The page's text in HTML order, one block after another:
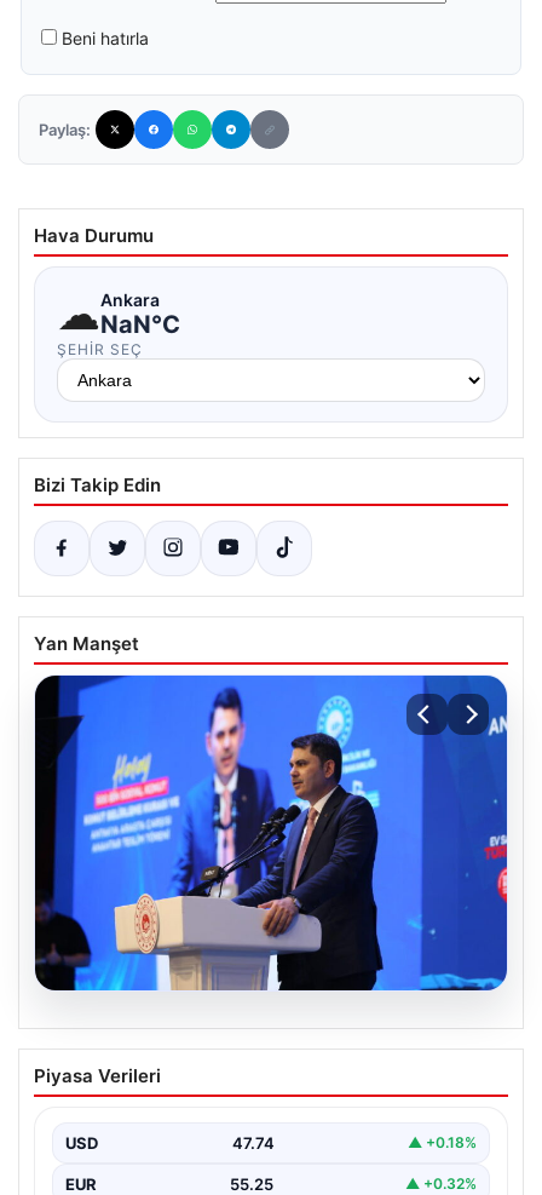
Beni hatırla
Paylaş:
Hava Durumu
☁Ankara
NaN°C
ŞEHIR SEÇ
Bizi Takip Edin
Yan Manşet
Bakan Kurum: Devlet yönetimi ciddi bir
sorumluluktur
Kurum, Hatay'da düzenlenen sosyal konut projesi ve…
Piyasa Verileri
USD 47.74 ▲ +0.18%
EUR 55.25 ▲ +0.32%